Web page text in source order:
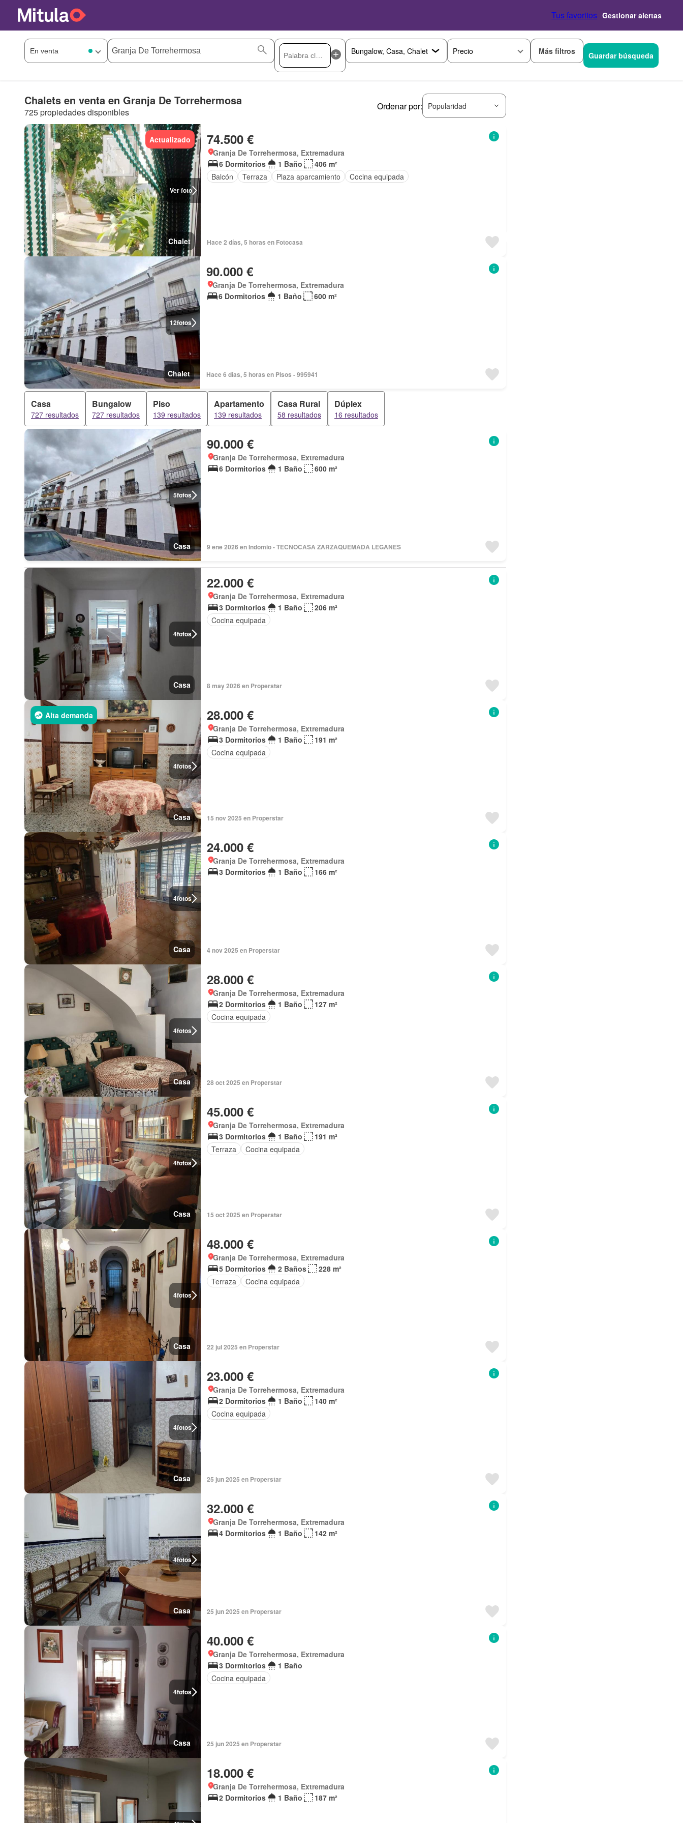
Tus favoritos Gestionar alertas
Precio Más filtros Guardar búsqueda
Chalets en venta en Granja De Torrehermosa
725 propiedades disponibles
Ordenar por: Popularidad
Ver foto
Actualizado
Chalet
74.500 €
Granja De Torrehermosa, Extremadura
6 Dormitorios
1 Baño
406 m²
Balcón
Terraza Plaza aparcamiento Cocina equipada
Hace 2 días, 5 horas en Fotocasa
12fotos
Chalet
90.000 €
Granja De Torrehermosa, Extremadura
6 Dormitorios
1 Baño 600 m²
Hace 6 días, 5 horas en Pisos - 995941
Casa
727 resultados
Bungalow
727 resultados
Piso
139 resultados
Apartamento
139 resultados
Casa Rural
58 resultados
Dúplex
16 resultados
5fotos
Casa
90.000 €
Granja De Torrehermosa, Extremadura
6 Dormitorios
1 Baño 600 m²
9 ene 2026 en Indomio - TECNOCASA ZARZAQUEMADA LEGANES
4fotos
Casa
22.000 €
Granja De Torrehermosa, Extremadura
3 Dormitorios
1 Baño
206 m²
Cocina equipada
8 may 2026 en Properstar
4fotos
Alta demanda
Casa
28.000 €
Granja De Torrehermosa, Extremadura
3 Dormitorios
1 Baño
191 m²
Cocina equipada
15 nov 2025 en Properstar
4fotos
Casa
24.000 €
Granja De Torrehermosa, Extremadura
3 Dormitorios
1 Baño 166 m²
4 nov 2025 en Properstar
4fotos
Casa
28.000 €
Granja De Torrehermosa, Extremadura
2 Dormitorios
1 Baño
127 m²
Cocina equipada
28 oct 2025 en Properstar
4fotos
Casa
45.000 €
Granja De Torrehermosa, Extremadura
3 Dormitorios
1 Baño
191 m²
Terraza
Cocina equipada
15 oct 2025 en Properstar
4fotos
Casa
48.000 €
Granja De Torrehermosa, Extremadura
5 Dormitorios
2 Baños
228 m²
Terraza
Cocina equipada
22 jul 2025 en Properstar
4fotos
Casa
23.000 €
Granja De Torrehermosa, Extremadura
2 Dormitorios
1 Baño
140 m²
Cocina equipada
25 jun 2025 en Properstar
4fotos
Casa
32.000 €
Granja De Torrehermosa, Extremadura
4 Dormitorios
1 Baño 142 m²
25 jun 2025 en Properstar
4fotos
Casa
40.000 €
Granja De Torrehermosa, Extremadura
3 Dormitorios
1 Baño
Cocina equipada
25 jun 2025 en Properstar
18.000 €
Granja De Torrehermosa, Extremadura
2 Dormitorios
1 Baño 187 m²